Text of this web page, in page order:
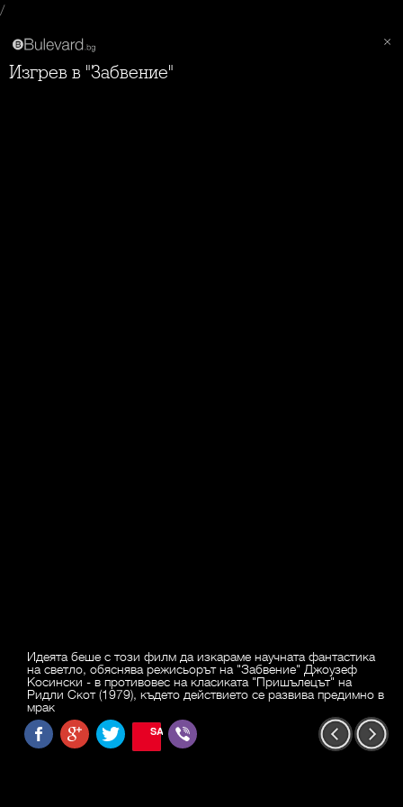
/
Изгрев в "Забвение"
Идеята беше с този филм да изкараме научната фантастика
на светло, обяснява режисьорът на "Забвение" Джоузеф
Косински - в противовес на класиката "Пришълецът" на
Ридли Скот (1979), където действието се развива предимно в
мрак
SAVE